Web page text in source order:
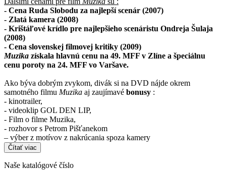
- Cena Ruda Slobodu za najlepší scenár (2007)
- Zlatá kamera (2008)
- Krištáľové krídlo pre najlepšieho scenáristu Ondreja Šulaja
(2008)
- Cena slovenskej filmovej kritiky (2009)
Muzika získala hlavnú cenu na 49. MFF v Zlíne a špeciálnu
cenu poroty na 24. MFF vo Varšave.
Ako býva dobrým zvykom, divák si na DVD nájde okrem
samotného filmu Muzika aj zaujímavé bonusy :
- kinotrailer,
- videoklip GOL DEN LIP,
- Film o filme Muzika,
- rozhovor s Petrom Pišťanekom
– výber z motívov z nakrúcania spoza kamery
Čítať viac
Naše katalógové číslo